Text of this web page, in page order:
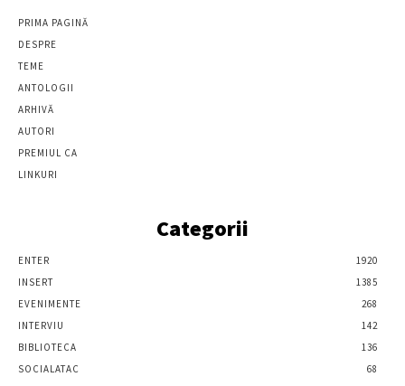
PRIMA PAGINĂ
DESPRE
TEME
ANTOLOGII
ARHIVĂ
AUTORI
PREMIUL CA
LINKURI
Categorii
ENTER
1920
INSERT
1385
EVENIMENTE
268
INTERVIU
142
BIBLIOTECA
136
SOCIALATAC
68